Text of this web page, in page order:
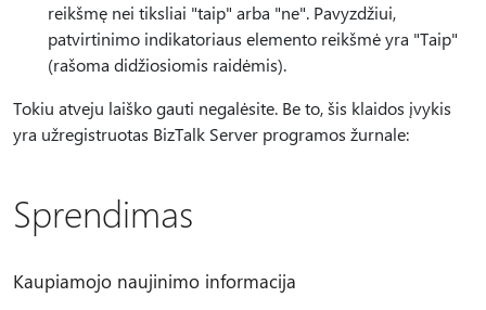
reikšmę nei tiksliai "taip" arba "ne". Pavyzdžiui,
patvirtinimo indikatoriaus elemento reikšmė yra "Taip"
(rašoma didžiosiomis raidėmis).
Tokiu atveju laiško gauti negalėsite. Be to, šis klaidos įvykis
yra užregistruotas BizTalk Server programos žurnale:
Sprendimas
Kaupiamojo naujinimo informacija